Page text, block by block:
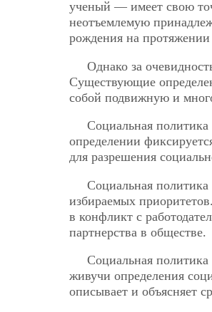
ученый — имеет свою
неотъемлемую
рождения на
Однако за
Существующие
собой подвижную и
Социальная
определении
для разрешения
Социальная политика
избираемых
в конфликт с
партнерства в обществе.
Социальная политика
живучи определения
описывает и объясняет